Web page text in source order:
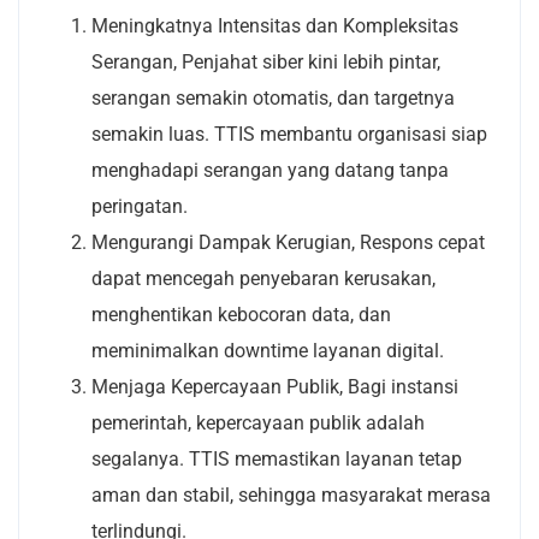
Meningkatnya Intensitas dan Kompleksitas
Serangan, Penjahat siber kini lebih pintar,
serangan semakin otomatis, dan targetnya
semakin luas. TTIS membantu organisasi siap
menghadapi serangan yang datang tanpa
peringatan.
Mengurangi Dampak Kerugian, Respons cepat
dapat mencegah penyebaran kerusakan,
menghentikan kebocoran data, dan
meminimalkan downtime layanan digital.
Menjaga Kepercayaan Publik, Bagi instansi
pemerintah, kepercayaan publik adalah
segalanya. TTIS memastikan layanan tetap
aman dan stabil, sehingga masyarakat merasa
terlindungi.